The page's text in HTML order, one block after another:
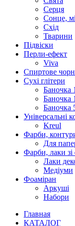
Серця
Сонце,
Схід
Тварини
Підвіски
Перли-ефект
Viva
Спиртове
Сухі глітери
Баночка
Баночка
Баночка
Універсальні
Kreul
Фарби,
Для
Фарби, лаки
Лаки
Медіуми
Фоаміран
Аркуші
Набори
Главная
КАТАЛОГ